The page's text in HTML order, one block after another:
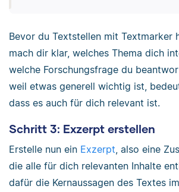
Bevor du Textstellen mit Textmarker
mach dir klar, welches Thema dich
welche Forschungsfrage du
weil etwas generell wichtig ist,
dass es auch für dich relevant ist.
Schritt 3: Exzerpt erstellen
Erstelle nun ein Exzerpt , also eine
die alle für dich relevanten Inhalte
dafür die Kernaussagen des Textes